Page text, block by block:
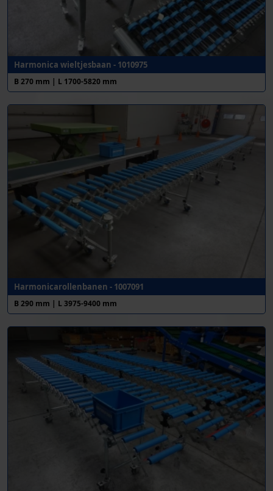
Harmonica wieltjesbaan - 1010975
B 270 mm | L 1700-5820 mm
Harmonicarollenbanen - 1007091
B 290 mm | L 3975-9400 mm